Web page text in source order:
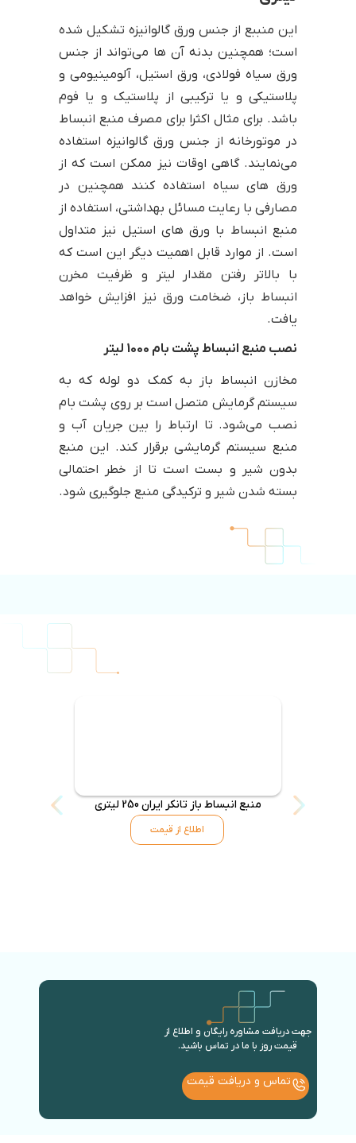
این منببع از جنس ورق گالوانیزه تشکیل شده
است؛ همچنین بدنه آن ها می‌تواند از جنس
ورق سیاه فولادی، ورق استیل، آلومینیومی و
پلاستیکی و یا ترکیبی از پلاستیک و یا فوم
باشد. برای مثال اکثرا برای مصرف منبع انبساط
در موتورخانه از جنس ورق گالوانیزه استفاده
می‌نمایند. گاهی اوقات نیز ممکن است که از
ورق های سیاه استفاده کنند همچنین در
مصارفی با رعایت مسائل بهداشتی، استفاده از
منبع انبساط با ورق های استیل نیز متداول
است. از موارد قابل اهمیت دیگر این است که
با بالاتر رفتن مقدار لیتر و ظرفیت مخرن
انبساط باز، ضخامت ورق نیز افزایش خواهد
یافت.
نصب منبع انبساط پشت بام 1000 لیتر
مخازن انبساط باز به کمک دو لوله که به
سیستم گرمایش متصل است بر روی پشت بام
نصب می‌شود. تا ارتباط را بین جریان آب و
منبع سیستم گرمایشی برقرار کند. این منبع
بدون شیر و بست است تا از خطر احتمالی
بسته شدن شیر و ترکیدگی منبع جلوگیری شود.
منبع انبساط باز تانکر ایران 250 لیتری
اطلاع از قیمت
جهت دریافت مشاوره رایگان و اطلاع از
قیمت روز با ما در تماس باشید.
تماس و دریافت قیمت